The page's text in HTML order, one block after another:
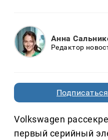
Анна
Редактор
Volkswagen
первый серийный